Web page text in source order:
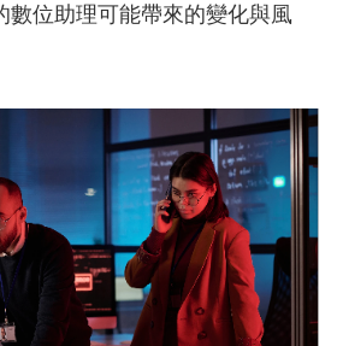
數位助理可能帶來的變化與風